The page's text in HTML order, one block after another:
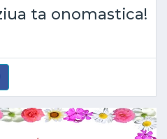
ta onomastica!